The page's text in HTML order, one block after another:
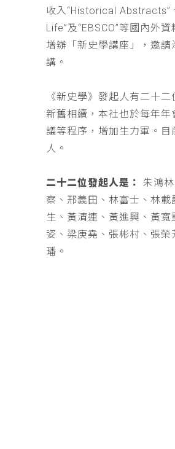
收入“Historical
Life”及“EBSCO”等國內外
增辦「新史學講座」，邀
講。
《新史學》發起人有二十
新舊相續，本社也於每年
議等程序，增加生力軍。
人。
二十二位發起人是：
朱鴻
察、邢義田、林富士、林
生、黃清連、黃進興、黃
姿、梁庚堯、張彬村、張
璠。